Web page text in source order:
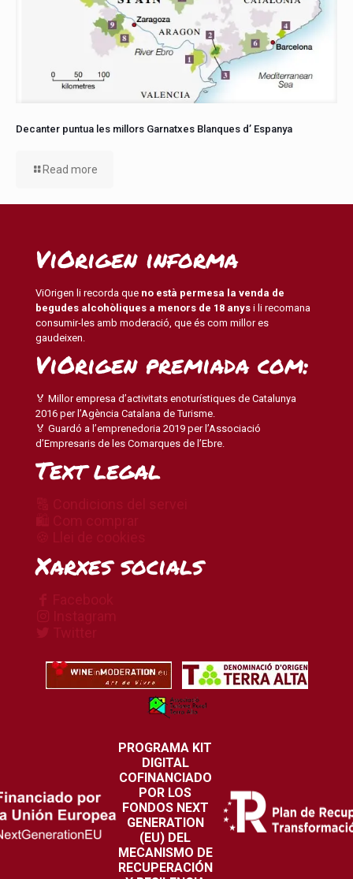
Decanter puntua les millors Garnatxes Blanques d’ Espanya
Read more
ViOrigen informa
ViOrigen li recorda que no està permesa la venda de
begudes alcohòliques a menors de 18 anys i li recomana
consumir-les amb moderació, que és com millor es
gaudeixen.
ViOrigen premiada com:
🏅 Millor empresa d’activitats enoturístiques de Catalunya
2016 per l’Agència Catalana de Turisme.
🏅 Guardó a l’emprenedoria 2019 per l’Associació
d’Empresaris de les Comarques de l’Ebre.
Text legal
Xarxes socials
PROGRAMA KIT
DIGITAL
COFINANCIADO
POR LOS
FONDOS NEXT
GENERATION
(EU) DEL
MECANISMO DE
RECUPERACIÓN